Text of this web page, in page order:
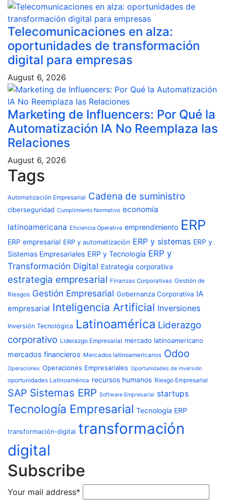
Telecomunicaciones en alza:
oportunidades de transformación
digital para empresas
August 6, 2026
Marketing de Influencers: Por Qué la
Automatización IA No Reemplaza las
Relaciones
August 6, 2026
Tags
Automatización Empresarial Cadena de suministro
ciberseguridad Cumplimiento Normativo economía
latinoamericana Eficiencia Operativa emprendimiento ERP
ERP empresarial ERP y automatización ERP y sistemas ERP y
Sistemas Empresariales ERP y Tecnología ERP y
Transformación Digital Estrategia corporativa
estrategia empresarial Finanzas Corporativas Gestión de
Riesgos Gestión Empresarial Gobernanza Corporativa IA
empresarial Inteligencia Artificial Inversiones
Inversión Tecnológica Latinoamérica Liderazgo
corporativo Liderazgo Empresarial mercado latinoamericano
mercados financieros Mercados latinoamericanos Odoo
Operaciones Operaciones Empresariales Oportunidades de inversión
oportunidades Latinoamérica recursos humanos Riesgo Empresarial
SAP Sistemas ERP Software Empresarial startups
Tecnología Empresarial Tecnología ERP
transformación-digital transformación
digital
Subscribe
Your mail address*